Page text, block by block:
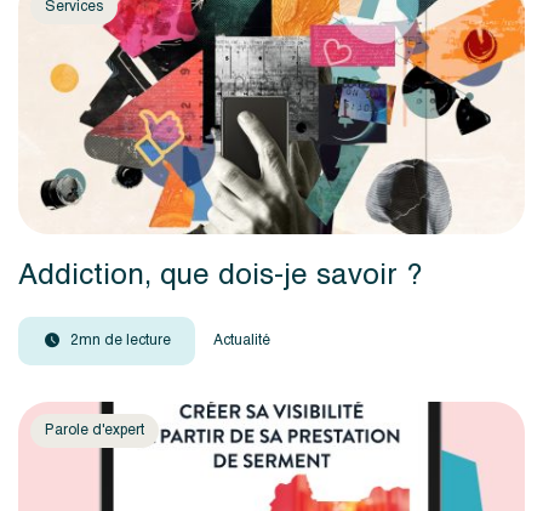
Services
Addiction, que dois-je savoir ?
2mn de lecture Actualité
Parole d'expert